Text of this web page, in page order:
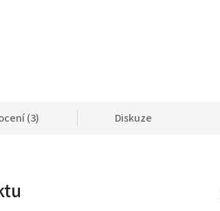
(3) Diskuze